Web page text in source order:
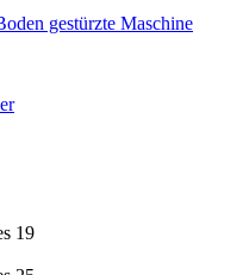
gestürzte Maschine